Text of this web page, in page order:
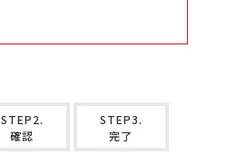
STEP2.
確認
STEP3.
完了